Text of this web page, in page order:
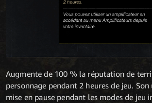
Augmente de 100 % la réputation de
personnage pendant 2 heures de jeu.
mise en pause pendant les modes de jeu